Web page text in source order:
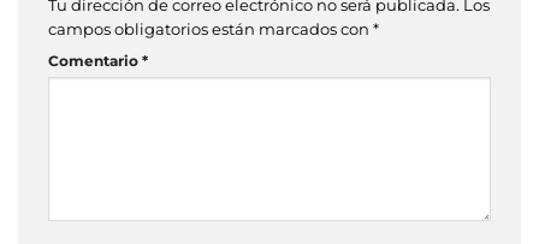
Tu dirección de correo electrónico no será publicada. Los
campos obligatorios están marcados con *
Comentario *